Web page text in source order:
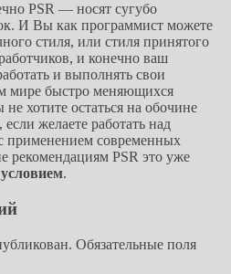
PSR — носят сугубо
И Вы как программист можете
стиля, или стиля принятого
и конечно ваш
и выполнять свои
мире быстро меняющихся
хотите остаться на обочине
желаете работать над
применением современных
рекомендациям PSR это уже
.
Обязательные поля